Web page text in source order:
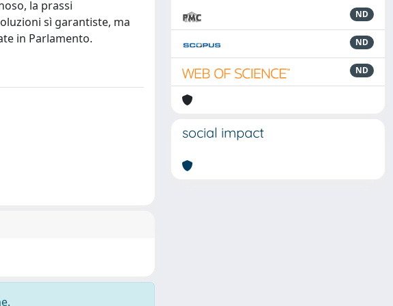
la prassi
sì garantiste, ma
in Parlamento.
ND
ND
ND
social impact